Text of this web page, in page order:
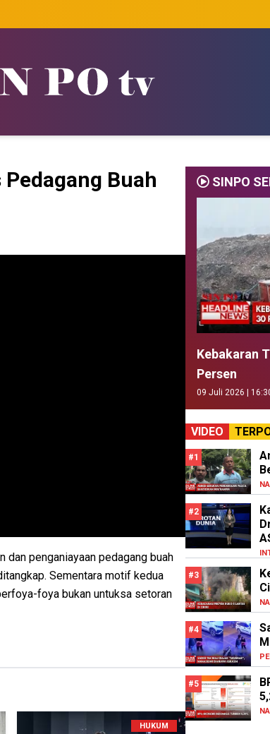
Buah
dan penganiayaan pedagang buah
Sementara motif kedua
foya bukan untuksa setoran
HUKUM
SINPO
Kebakaran
Persen
09 Juli 2026 |
VIDEO
#1
#2
#3
#4
#5